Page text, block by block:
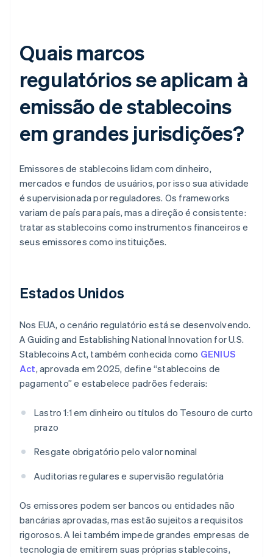
Quais marcos
regulatórios se aplicam à
emissão de stablecoins
em grandes jurisdições?
Emissores de stablecoins lidam com dinheiro,
mercados e fundos de usuários, por isso sua atividade
é supervisionada por reguladores. Os frameworks
variam de país para país, mas a direção é consistente:
tratar as stablecoins como instrumentos financeiros e
seus emissores como instituições.
Estados Unidos
Nos EUA, o cenário regulatório está se desenvolvendo.
A Guiding and Establishing National Innovation for U.S.
Stablecoins Act, também conhecida como GENIUS
Act, aprovada em 2025, define “stablecoins de
pagamento” e estabelece padrões federais:
Lastro 1:1 em dinheiro ou títulos do Tesouro de curto
prazo
Resgate obrigatório pelo valor nominal
Auditorias regulares e supervisão regulatória
Os emissores podem ser bancos ou entidades não
bancárias aprovadas, mas estão sujeitos a requisitos
rigorosos. A lei também impede grandes empresas de
tecnologia de emitirem suas próprias stablecoins,